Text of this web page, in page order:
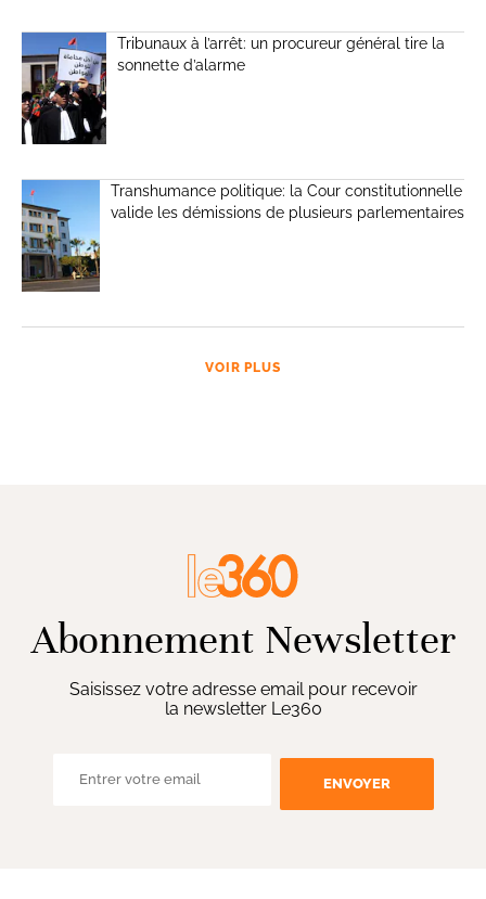
Tribunaux à l’arrêt: un procureur général tire la
sonnette d’alarme
Transhumance politique: la Cour constitutionnelle
valide les démissions de plusieurs parlementaires
VOIR PLUS
Abonnement Newsletter
Saisissez votre adresse email pour recevoir
la newsletter Le360
ENVOYER